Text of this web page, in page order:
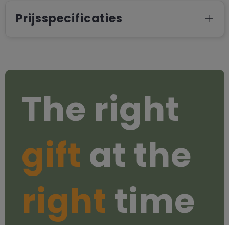
Prijsspecificaties
The right
gift at the
right time